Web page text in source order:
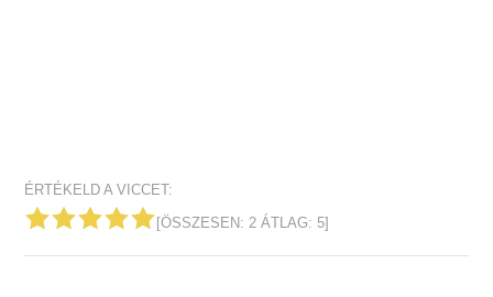
ÉRTÉKELD A VICCET:
[ÖSSZESEN:2 ÁTLAG:5]